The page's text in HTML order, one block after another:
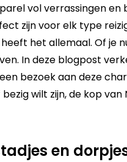
vol verrassingen en
zijn voor elk type
het allemaal. Of je
In deze blogpost
bezoek aan deze
wilt zijn, de kop
en